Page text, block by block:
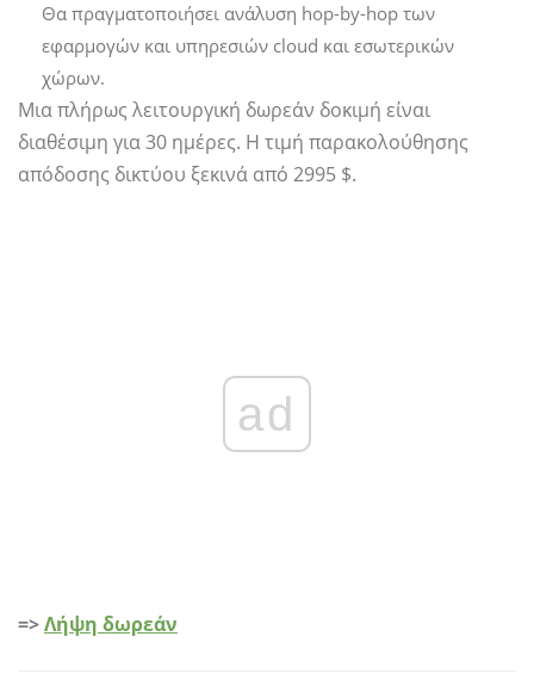
Θα πραγματοποιήσει ανάλυση hop-by-hop των
εφαρμογών και υπηρεσιών cloud και εσωτερικών
χώρων.
Μια πλήρως λειτουργική δωρεάν δοκιμή είναι
διαθέσιμη για 30 ημέρες. Η τιμή παρακολούθησης
απόδοσης δικτύου ξεκινά από 2995 $.
ad
=>Λήψη δωρεάν